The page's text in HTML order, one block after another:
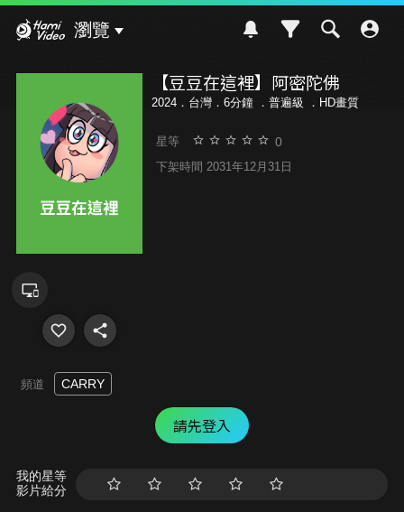
瀏覽
【豆豆在這裡】阿密陀佛
2024．台灣．6分鐘 ． 普遍級 ．HD畫質
星等 0
下架時間 2031年12月31日
頻道 CARRY
請先登入
我的星等
影片給分